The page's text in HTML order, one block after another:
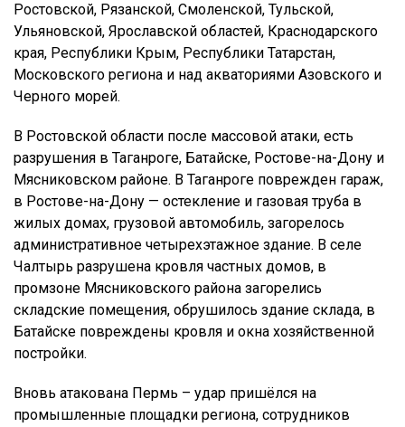
Ростовской, Рязанской, Смоленской, Тульской,
Ульяновской, Ярославской областей, Краснодарского
края, Республики Крым, Республики Татарстан,
Московского региона и над акваториями Азовского и
Черного морей.
В Ростовской области после массовой атаки, есть
разрушения в Таганроге, Батайске, Ростове-на-Дону и
Мясниковском районе. В Таганроге поврежден гараж,
в Ростове-на-Дону — остекление и газовая труба в
жилых домах, грузовой автомобиль, загорелось
административное четырехэтажное здание. В селе
Чалтырь разрушена кровля частных домов, в
промзоне Мясниковского района загорелись
складские помещения, обрушилось здание склада, в
Батайске повреждены кровля и окна хозяйственной
постройки.
Вновь атакована Пермь – удар пришёлся на
промышленные площадки региона, сотрудников